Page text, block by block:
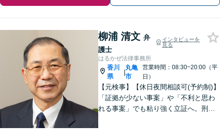
柳浦 清文 弁
護士
インタビューを
見る
はるかぜ法律事務所
香川
県
|
丸亀
市
営業時間：08:30~20:00（平
日）
【元検事】【休日夜間相談可(予約制)】
「証拠が少ない事案」や「不利と思わ
れる事案」でも粘り強く立証へ。刑事